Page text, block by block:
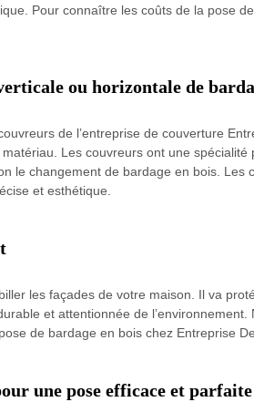
Pour connaître les coûts de la pose
ou horizontale de
de l’entreprise de couverture
Les couvreurs ont une
le changement de bardage en bois.
et esthétique.
les façades de votre maison. Il va
et attentionnée de
de bardage en bois chez Entreprise
une pose efficace et